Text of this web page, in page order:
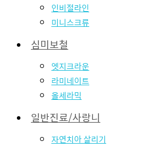
인비절라인
미니스크류
심미보철
엣지크라운
라미네이트
올세라믹
일반진료/사랑니
자연치아 살리기